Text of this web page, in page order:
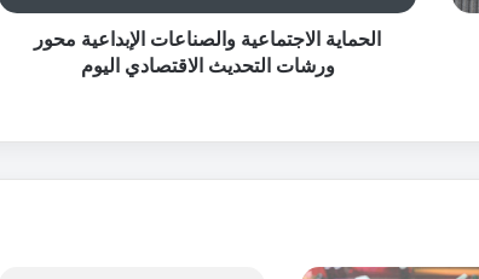
ل
ا
ا
الحماية الاجتماعية والصناعات الإبداعية محور
ورشات التحديث الاقتصادي اليوم